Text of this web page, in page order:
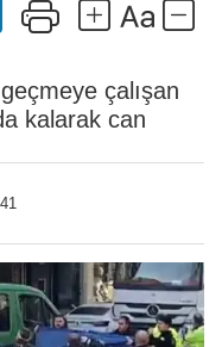
çalışan
kalarak can